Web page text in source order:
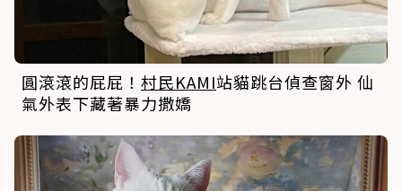
圓滾滾的屁屁！ 村民KAMI站貓跳台偵查窗外 仙
氣外表下藏著暴力撒嬌